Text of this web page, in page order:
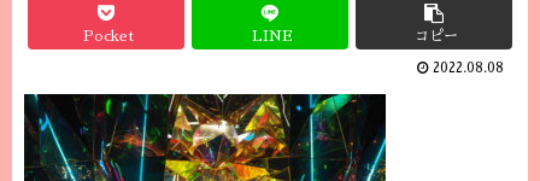
Pocket LINE コピー
2022.08.08